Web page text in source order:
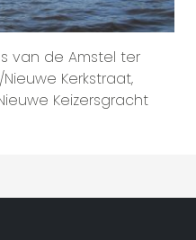
van de Amstel ter
Kerkstraat,
Keizersgracht